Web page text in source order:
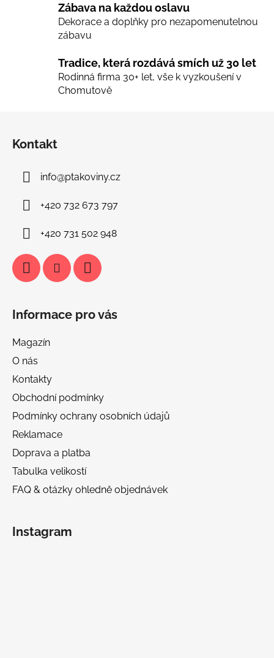
i
s
Zábava na každou oslavu
Dekorace a doplňky pro nezapomenutelnou
zábavu
Tradice, která rozdává smích už 30 let
Rodinná firma 30+ let, vše k vyzkoušení v
Chomutově
Kontakt
info@ptakoviny.cz
+420 732 673 797
+420 731 502 948
Informace pro vás
Magazín
O nás
Kontakty
Obchodní podmínky
Podmínky ochrany osobních údajů
Reklamace
Doprava a platba
Tabulka velikostí
FAQ & otázky ohledně objednávek
Instagram